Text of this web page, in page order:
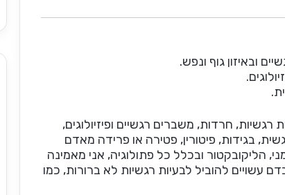
ובאיזון גוף ונפש.
רגשיות, חרדות, משברים רגשיים ופיזיולוגים,
בגידות, פיטורין, פטירה או פרידה מאדם
הליקובקטור ובכלל כל פתולוגיה, אני מאמינה
עשויים להוביל לבעיות רגשיות לא ברורות, כמו